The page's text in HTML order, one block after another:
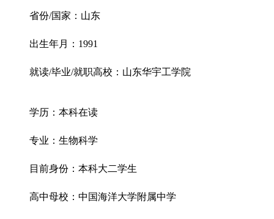
省份/国家：山东
出生年月：1991
就读/毕业/就职高校：山东华宇工学院
学历：本科在读
专业：生物科学
目前身份：本科大二学生
高中母校：中国海洋大学附属中学